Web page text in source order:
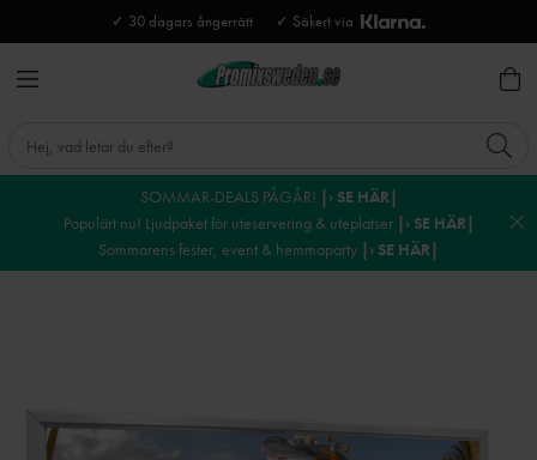
✓ 30 dagars ångerrätt ✓ Säkert via
SOMMAR-DEALS PÅGÅR! |› SE HÄR|
Populärt nu! Ljudpaket för uteservering & uteplatser |› SE HÄR|
Sommarens fester, event & hemmaparty |› SE HÄR|